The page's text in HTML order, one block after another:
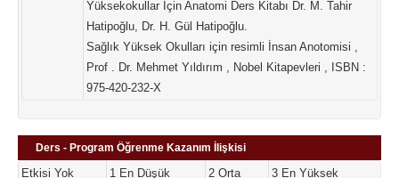
Yüksekokullar İçin Anatomi Ders Kitabı Dr. M. Tahir
Hatipoğlu, Dr. H. Gül Hatipoğlu.
Sağlık Yüksek Okulları için resimli İnsan Anotomisi ,
Prof . Dr. Mehmet Yıldırım , Nobel Kitapevleri , ISBN :
975-420-232-X
Ders - Program Öğrenme Kazanım İlişkisi
Etkisi Yok 1 En Düşük 2 Orta 3 En Yüksek